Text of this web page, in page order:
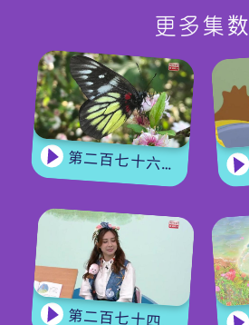
享，原来香港也有不少化石呢！
更多集数
第二百七十六集 - 【嘉宾来了】 蝴蝶专家
第二百七十四集 - 《花神的奖励》下集